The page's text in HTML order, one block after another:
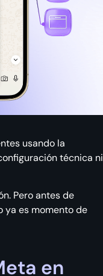
usando la
técnica ni
Pero antes de
ya es momento de
en